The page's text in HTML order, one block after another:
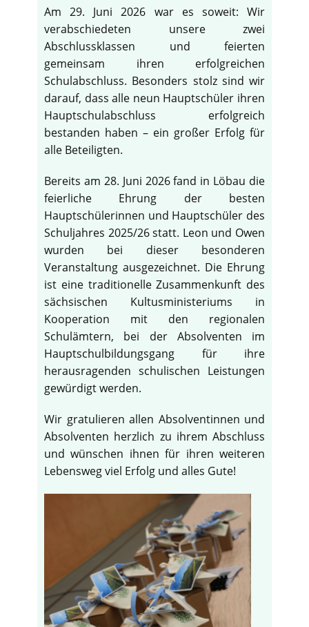
Am 29. Juni 2026 war es soweit: Wir
verabschiedeten unsere zwei
Abschlussklassen und feierten
gemeinsam ihren erfolgreichen
Schulabschluss. Besonders stolz sind wir
darauf, dass alle neun Hauptschüler ihren
Hauptschulabschluss erfolgreich
bestanden haben – ein großer Erfolg für
alle Beteiligten.
Bereits am 28. Juni 2026 fand in Löbau die
feierliche Ehrung der besten
Hauptschülerinnen und Hauptschüler des
Schuljahres 2025/26 statt. Leon und Owen
wurden bei dieser besonderen
Veranstaltung ausgezeichnet. Die Ehrung
ist eine traditionelle Zusammenkunft des
sächsischen Kultusministeriums in
Kooperation mit den regionalen
Schulämtern, bei der Absolventen im
Hauptschulbildungsgang für ihre
herausragenden schulischen Leistungen
gewürdigt werden.
Wir gratulieren allen Absolventinnen und
Absolventen herzlich zu ihrem Abschluss
und wünschen ihnen für ihren weiteren
Lebensweg viel Erfolg und alles Gute!